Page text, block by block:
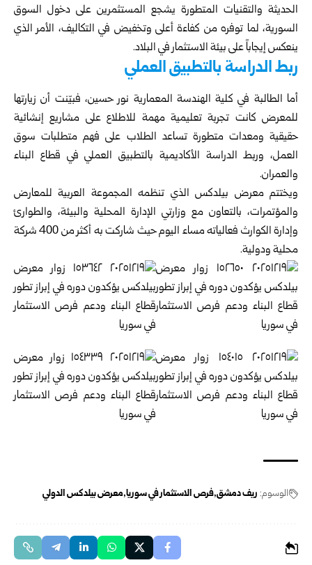
الحديثة والتقنيات المتطورة يشجع المستثمرين على دخول السوق
السورية، لما توفره من كفاءة أعلى وتخفيض في التكاليف، الأمر الذي
ينعكس إيجاباً على بيئة الاستثمار في البلاد.
ربط الدراسة بالتطبيق العملي
أما الطالبة في كلية الهندسة المعمارية نور حسين، فبيّنت أن زيارتها
للمعرض كانت تجربة تعليمية مهمة للاطلاع على مشاريع إنشائية
حقيقية ومعدات متطورة تساعد الطلاب على فهم متطلبات سوق
العمل، وربط الدراسة الأكاديمية بالتطبيق العملي في قطاع البناء
والعمران.
ويختتم معرض بيلدكس الذي تنظمه المجموعة العربية للمعارض
والمؤتمرات، بالتعاون مع وزارتي الإدارة المحلية والبيئة، والطوارئ
وإدارة الكوارث فعالياته مساء اليوم حيث شاركت به أكثر من 400 شركة
محلية ودولية.
الوسوم: ريف دمشق فرص الاستثمار في سوريا معرض بيلدكس الدولي